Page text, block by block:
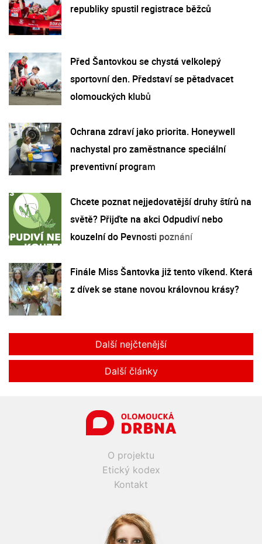
republiky spustil registrace běžců
Před Šantovkou se chystá velkolepý
sportovní den. Představí se pětadvacet
olomouckých klubů
Ochrana zdraví jako priorita. Honeywell
nachystal pro zaměstnance speciální
preventivní program
Chcete poznat nejjedovatější druhy štírů na
světě? Přijďte na akci Odpudiví nebo
kouzelní do Pevnosti poznání
Finále Miss Šantovka již tento víkend. Která
z dívek se stane novou královnou krásy?
Další nejčtenější
Další články
O projektu
Etický kodex
Kontakt